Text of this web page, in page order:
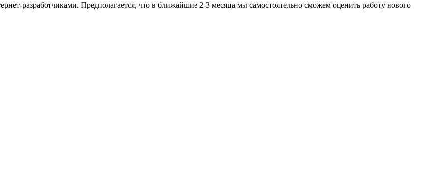
разработчиками. Предполагается, что в ближайшие 2-3 месяца мы самостоятельно сможем оценить работу нового